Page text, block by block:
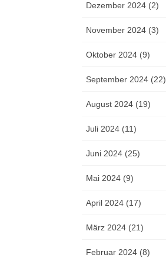
Dezember 2024 (2)
November 2024 (3)
Oktober 2024 (9)
September 2024 (22)
August 2024 (19)
Juli 2024 (11)
Juni 2024 (25)
Mai 2024 (9)
April 2024 (17)
März 2024 (21)
Februar 2024 (8)